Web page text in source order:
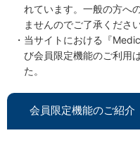
れています。一般の方へ
ませんのでご了承ください
当サイトにおける『
び会員限定機能のご利用
た。
会員限定機能のご紹介